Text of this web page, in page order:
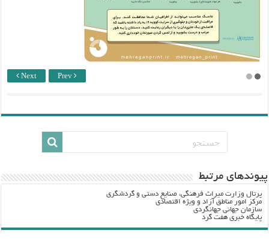
Next Prev
پيوندهاي مرتبط
پرتال وزارت ميراث فرهنگي، صنایع دستی و گردشگري
مرکز امور مناطق آزاد و ویژه اقتصادی
سازمان جهانی جهانگردی
پایگاه خبری هفت گرد